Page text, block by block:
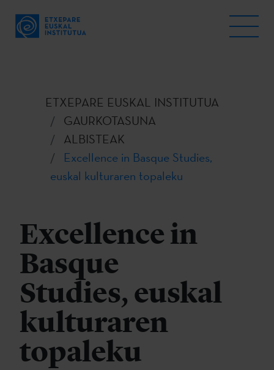
ETXEPARE EUSKAL INSTITUTUA
GAURKOTASUNA
ALBISTEAK
Excellence in Basque Studies,
euskal kulturaren topaleku
Excellence in
Basque
Studies, euskal
kulturaren
topaleku